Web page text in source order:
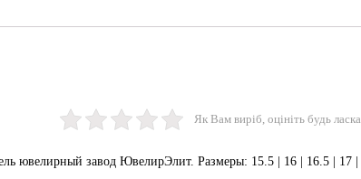
Як Вам виріб, оцініть будь ласка
ювелирный завод ЮвелирЭлит. Размеры: 15.5 | 16 | 16.5 | 17 |